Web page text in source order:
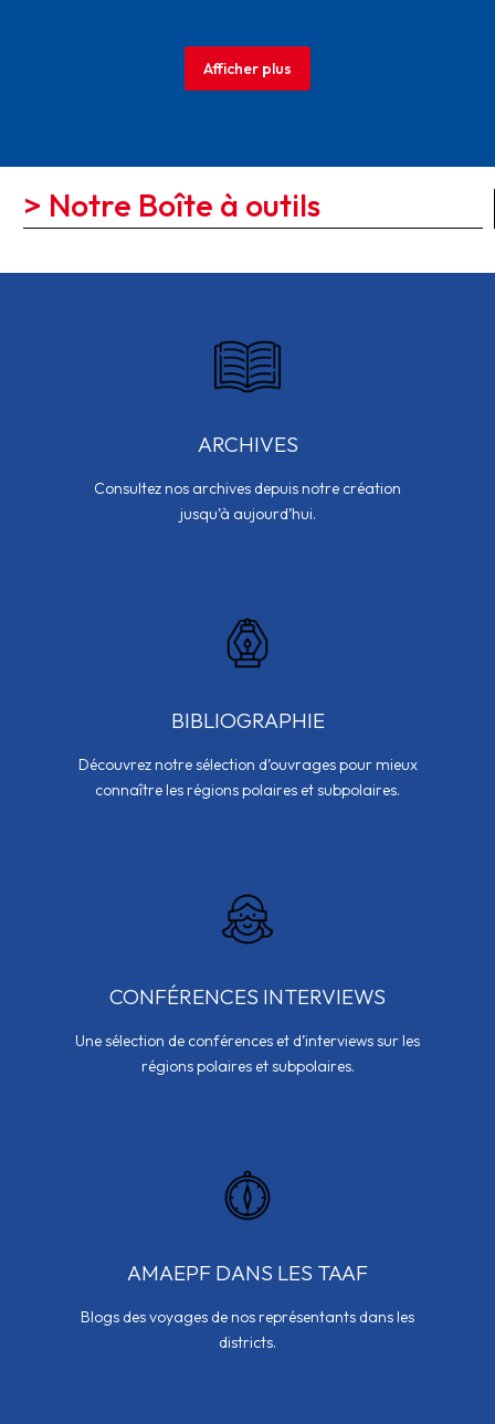
Afficher plus
> Notre Boîte à outils
ARCHIVES
Consultez nos archives depuis notre création
jusqu’à aujourd’hui.
BIBLIOGRAPHIE
Découvrez notre sélection d’ouvrages pour mieux
connaître les régions polaires et subpolaires.
CONFÉRENCES INTERVIEWS
Une sélection de conférences et d’interviews sur les
régions polaires et subpolaires.
AMAEPF DANS LES TAAF
Blogs des voyages de nos représentants dans les
districts.